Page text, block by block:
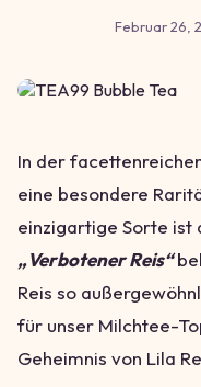
Februar 26,
In der
eine besondere
einzigartige Sorte ist
„Verbotener Reis“
Reis so
für unser Milchtee-
Geheimnis von Lila